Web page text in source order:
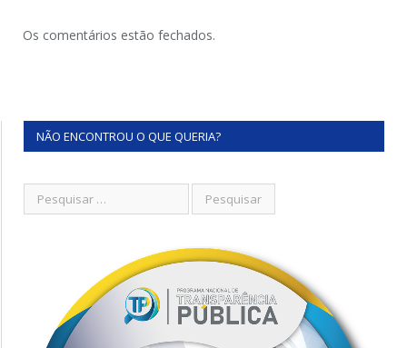
Os comentários estão fechados.
NÃO ENCONTROU O QUE QUERIA?